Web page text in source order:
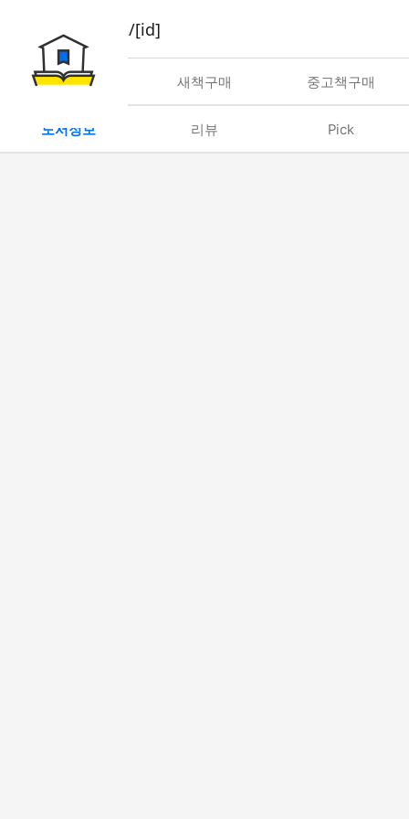
book/rent/[id]
대여 새책구매 중고책구매
도서정보 리뷰 Pick